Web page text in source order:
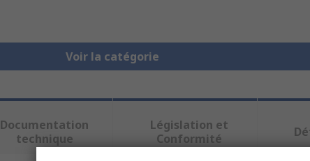
Voir la catégorie
Documentation
technique
Législation et
Conformité